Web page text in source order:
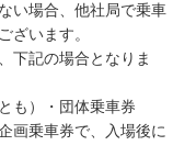
い場合、他社局で乗車
ざいます。
下記の場合となりま
も）・団体乗車券
画乗車券で、入場後に